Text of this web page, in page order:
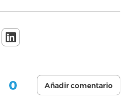
0 Añadir comentario